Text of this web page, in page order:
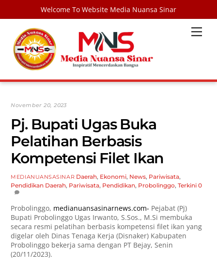
Welcome To Website Media Nuansa Sinar
content
November 20, 2023
Pj. Bupati Ugas Buka
Pelatihan Berbasis
Kompetensi Filet Ikan
MEDIANUANSASINAR Daerah, Ekonomi, News, Pariwisata,
Pendidikan Daerah, Pariwisata, Pendidikan, Probolinggo,Terkini 0
Probolinggo, medianuansasinarnews.com- Pejabat (Pj)
Bupati Probolinggo Ugas Irwanto, S.Sos., M.Si membuka
secara resmi pelatihan berbasis kompetensi filet ikan yang
digelar oleh Dinas Tenaga Kerja (Disnaker) Kabupaten
Probolinggo bekerja sama dengan PT Bejay, Senin
(20/11/2023).